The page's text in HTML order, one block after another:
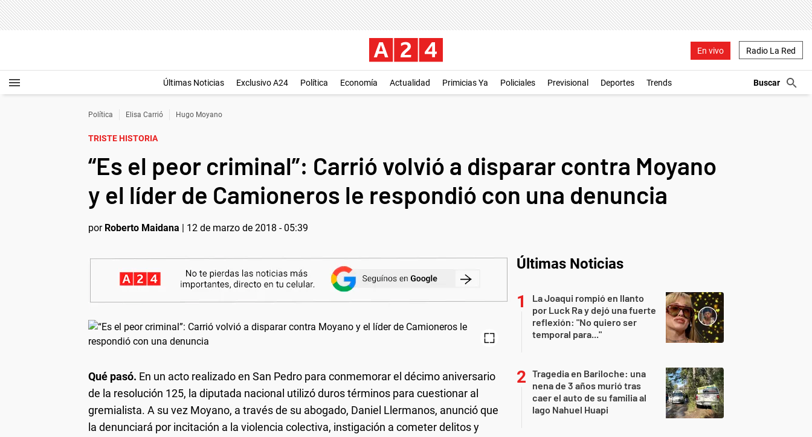
En vivo Radio La Red
Últimas Noticias Exclusivo A24 Política Economía Actualidad Primicias Ya Policiales Previsional Deportes Trends
Política Elisa Carrió Hugo Moyano
TRISTE HISTORIA
“Es el peor criminal”: Carrió volvió a disparar contra Moyano
y el líder de Camioneros le respondió con una denuncia
por Roberto Maidana | 12 de marzo de 2018 - 05:39
Qué pasó. En un acto realizado en San Pedro para conmemorar el décimo aniversario
de la resolución 125, la diputada nacional utilizó duros términos para cuestionar al
gremialista. A su vez Moyano, a través de su abogado, Daniel Llermanos, anunció que
la denunciará por incitación a la violencia colectiva, instigación a cometer delitos y
Últimas Noticias
La Joaqui rompió en llanto
por Luck Ra y dejó una fuerte
reflexión: "No quiero ser
temporal para..."
Tragedia en Bariloche: una
nena de 3 años murió tras
caer el auto de su familia al
lago Nahuel Huapi